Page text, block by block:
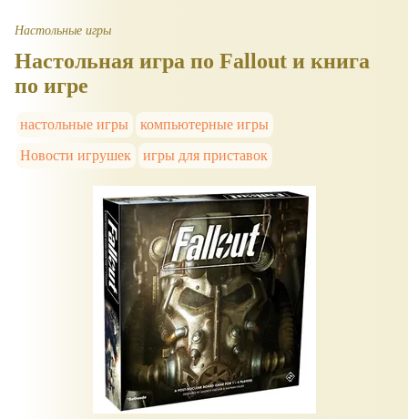
Настольные игры
Настольная игра по Fallout и книга
по игре
настольные игры
компьютерные игры
Новости игрушек
игры для приставок